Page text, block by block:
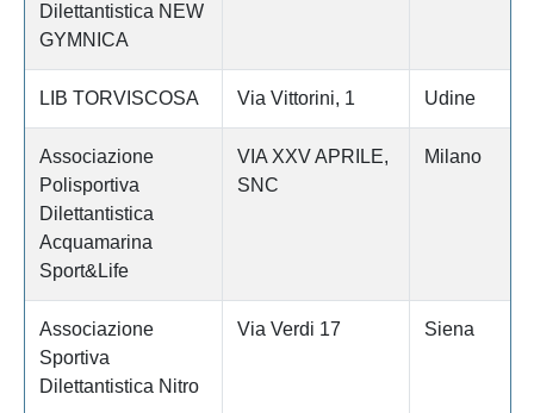
Dilettantistica NEW
GYMNICA
LIB TORVISCOSA Via Vittorini, 1 Udine
Associazione
Polisportiva
Dilettantistica
Acquamarina
Sport&Life
VIA XXV APRILE,
SNC
Milano
Associazione
Sportiva
Dilettantistica Nitro
Via Verdi 17 Siena